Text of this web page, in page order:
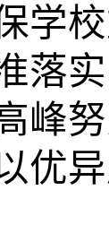
学
落
峰
优